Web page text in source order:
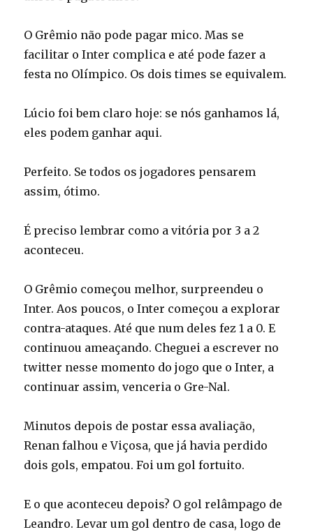
O Grêmio não pode pagar mico. Mas se
facilitar o Inter complica e até pode fazer a
festa no Olímpico. Os dois times se equivalem.
Lúcio foi bem claro hoje: se nós ganhamos lá,
eles podem ganhar aqui.
Perfeito. Se todos os jogadores pensarem
assim, ótimo.
É preciso lembrar como a vitória por 3 a 2
aconteceu.
O Grêmio começou melhor, surpreendeu o
Inter. Aos poucos, o Inter começou a explorar
contra-ataques. Até que num deles fez 1 a 0. E
continuou ameaçando. Cheguei a escrever no
twitter nesse momento do jogo que o Inter, a
continuar assim, venceria o Gre-Nal.
Minutos depois de postar essa avaliação,
Renan falhou e Viçosa, que já havia perdido
dois gols, empatou. Foi um gol fortuito.
E o que aconteceu depois? O gol relâmpago de
Leandro. Levar um gol dentro de casa, logo de